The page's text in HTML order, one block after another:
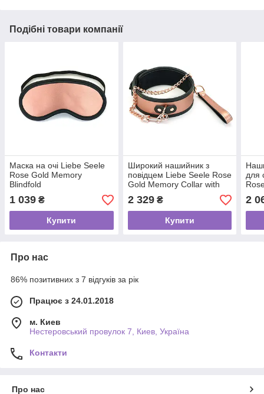
Подібні товари компанії
Маска на очі Liebe Seele
Rose Gold Memory
Blindfold
1 039 ₴
Купити
Широкий нашийник з
повідцем Liebe Seele Rose
Gold Memory Collar with
Leash, натуральна шкіра
2 329₴
Купити
для
with
2
Про нас
86% позитивних з 7 відгуків за рік
Працює з 24.01.2018
м. Киев
Нестеровський провулок 7, Киев, Україна
Контакти
Про нас